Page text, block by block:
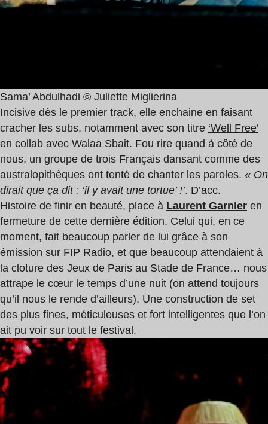
Sama’ Abdulhadi © Juliette Miglierina
Incisive dès le premier track, elle enchaine en faisant
cracher les subs, notamment avec son titre ‘Well Free’
en collab avec Walaa Sbait. Fou rire quand à côté de
nous, un groupe de trois Français dansant comme des
australopithèques ont tenté de chanter les paroles. « On
dirait que ça dit : ‘il y avait une tortue’ !’. D’acc.
Histoire de finir en beauté, place à Laurent Garnier en
fermeture de cette dernière édition. Celui qui, en ce
moment, fait beaucoup parler de lui grâce à son
émission sur FIP Radio, et que beaucoup attendaient à
la cloture des Jeux de Paris au Stade de France… nous
attrape le cœur le temps d’une nuit (on attend toujours
qu’il nous le rende d’ailleurs). Une construction de set
des plus fines, méticuleuses et fort intelligentes que l’on
ait pu voir sur tout le festival.